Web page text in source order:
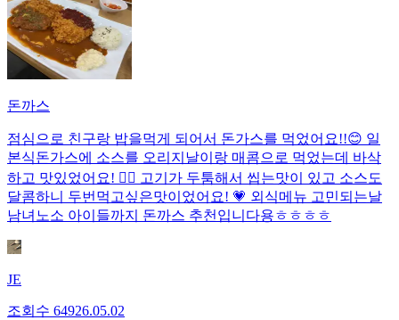
돈까스
점심으로 친구랑 밥을먹게 되어서 돈가스를 먹었어요!!😊 일
본식돈가스에 소스를 오리지날이랑 매콤으로 먹었는데 바삭
하고 맛있었어요! 👍🏻 고기가 두툼해서 씹는맛이 있고 소스도
달콤하니 두번먹고싶은맛이었어요! 💗 외식메뉴 고민되는날
남녀노소 아이들까지 돈까스 추천입니다용ㅎㅎㅎㅎ
JE
조회수 64926.05.02